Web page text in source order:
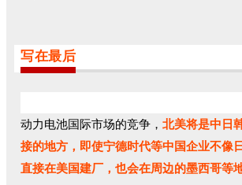
写在最后
动力电池国际市场的竞争， 北美将是中日
接的地方，即使宁德时代等中国企业不像
直接在美国建厂，也会在周边的墨西哥等